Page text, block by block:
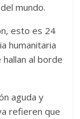
mundo.
esto es 24
humanitaria
al borde
aguda y
refieren que